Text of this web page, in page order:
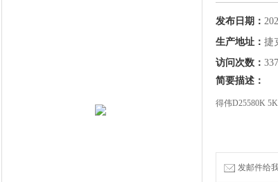
发布日期：
生产地址： 捷
访问次数：
简要描述：
得伟D25580K
发邮件给